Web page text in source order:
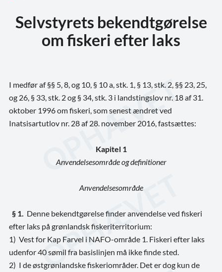
Selvstyrets bekendtgørelse
om fiskeri efter laks
I medfør af §§ 5, 8, og 10, § 10 a, stk. 1, § 13, stk. 2, §§ 23, 25,
og 26, § 33, stk. 2 og § 34, stk. 3 i landstingslov nr. 18 af 31.
oktober 1996 om fiskeri, som senest ændret ved
Inatsisartutlov nr. 28 af 28. november 2016, fastsættes:
Kapitel 1
Anvendelsesområde og definitioner
Anvendelsesområde
§ 1.
Denne bekendtgørelse finder anvendelse ved fiskeri
efter laks på grønlandsk fiskeriterritorium:
1) Vest for Kap Farvel i NAFO-område 1. Fiskeri efter laks
udenfor 40 sømil fra basislinjen må ikke finde sted.
2) I de østgrønlandske fiskeriområder. Det er dog kun de